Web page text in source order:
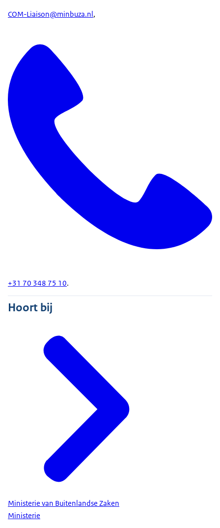
COM-Liaison@minbuza.nl,
+31 70 348 75 10.
Hoort bij
Ministerie van Buitenlandse Zaken
Ministerie